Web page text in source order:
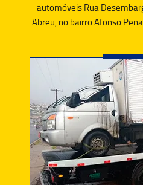
automóveis Rua
Abreu, no bairro Afonso